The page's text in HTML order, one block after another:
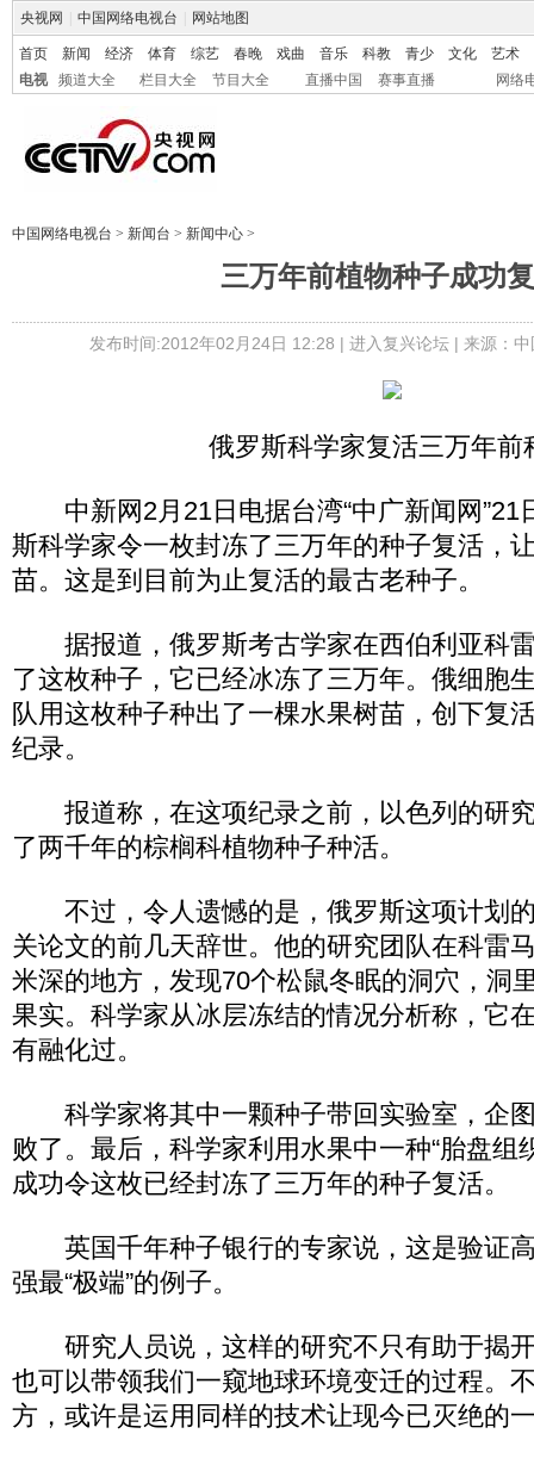
央视网 中国网络电视台 网站地图
首页 新闻 经济 体育 综艺 春晚 戏曲 音乐 科教 青少 文化
艺术
电视
频道大全 栏目大全 节目大全 直播中国 赛事直播 网络
中国网络电视台 > 新闻台 > 新闻中心 >
三万年前植物种子成功
发布时间:2012年02月24日 12:28 | 进入复兴论坛| 来源：
俄罗斯科学家复活三万年前
中新网2月21日电据台湾“中广新闻网”21
斯科学家令一枚封冻了三万年的种子复活，
苗。这是到目前为止复活的最古老种子。
据报道，俄罗斯考古学家在西伯利亚科
了这枚种子，它已经冰冻了三万年。俄细胞
队用这枚种子种出了一棵水果树苗，创下复
纪录。
报道称，在这项纪录之前，以色列的研
了两千年的棕榈科植物种子种活。
不过，令人遗憾的是，俄罗斯这项计划
关论文的前几天辞世。他的研究团队在科雷
米深的地方，发现70个松鼠冬眠的洞穴，洞
果实。科学家从冰层冻结的情况分析称，它
有融化过。
科学家将其中一颗种子带回实验室，企
败了。最后，科学家利用水果中一种“胎盘组
成功令这枚已经封冻了三万年的种子复活。
英国千年种子银行的专家说，这是验证高
强最“极端”的例子。
研究人员说，这样的研究不只有助于揭开
也可以带领我们一窥地球环境变迁的过程。
方，或许是运用同样的技术让现今已灭绝的